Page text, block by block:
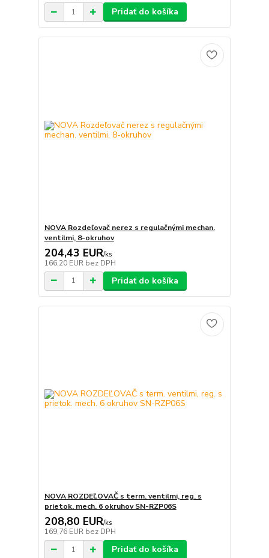
Pridať do košíka
NOVA Rozdeľovač nerez s regulačnými mechan.
ventilmi, 8-okruhov
204,43 EUR/ks
166,20 EUR bez DPH
Pridať do košíka
NOVA ROZDEĽOVAČ s term. ventilmi, reg. s
prietok. mech. 6 okruhov SN-RZP06S
208,80 EUR/ks
169,76 EUR bez DPH
Pridať do košíka